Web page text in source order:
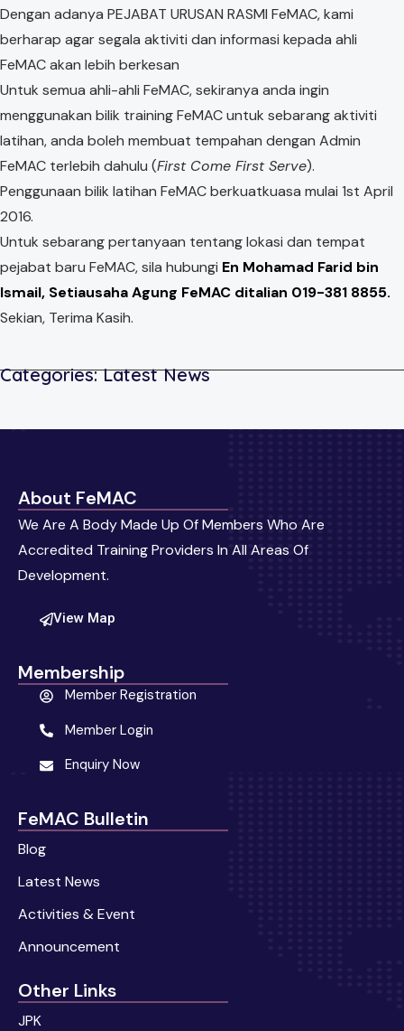
Dengan adanya PEJABAT URUSAN RASMI FeMAC, kami
berharap agar segala aktiviti dan informasi kepada ahli
FeMAC akan lebih berkesan
Untuk semua ahli-ahli FeMAC, sekiranya anda ingin
menggunakan bilik training FeMAC untuk sebarang aktiviti
latihan, anda boleh membuat tempahan dengan Admin
FeMAC terlebih dahulu (First Come First Serve).
Penggunaan bilik latihan FeMAC berkuatkuasa mulai 1st April
2016.
Untuk sebarang pertanyaan tentang lokasi dan tempat
pejabat baru FeMAC, sila hubungi En Mohamad Farid bin
Ismail, Setiausaha Agung FeMAC ditalian 019-381 8855.
Sekian, Terima Kasih.
Categories:Latest News
About FeMAC
We Are A Body Made Up Of Members Who Are
Accredited Training Providers In All Areas Of
Development.
View Map
Membership
Member Registration
Member Login
Enquiry Now
FeMAC Bulletin
Blog
Latest News
Activities & Event
Announcement
Other Links
JPK